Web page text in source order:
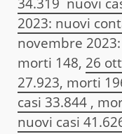
2023: nuovi
novembre
morti 148, 26
27.923, morti
casi 33.844 ,
nuovi casi